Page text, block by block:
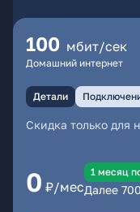
100 мбит/сек
Домашний интернет
Детали
Скидка только для
0 ₽/мес
1 месяц
Далее 700